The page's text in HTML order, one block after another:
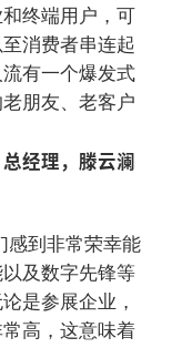
终端用户，可
消费者串连起
有一个爆发式
朋友、老客户
经理，滕云澜
感到非常荣幸能
及数字先锋等
是参展企业，
高，这意味着